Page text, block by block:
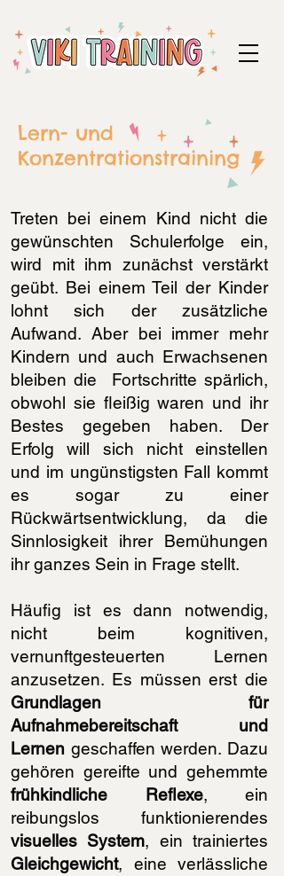
Lern- und
Konzentrationstraining
Treten bei einem Kind nicht die
gewünschten Schulerfolge ein,
wird mit ihm zunächst verstärkt
geübt. Bei einem Teil der Kinder
lohnt sich der zusätzliche
Aufwand. Aber bei immer mehr
Kindern und auch Erwachsenen
bleiben die Fortschritte spärlich,
obwohl sie fleißig waren und ihr
Bestes gegeben haben. Der
Erfolg will sich nicht einstellen
und im ungünstigsten Fall kommt
es sogar zu einer
Rückwärtsentwicklung, da die
Sinnlosigkeit ihrer Bemühungen
ihr ganzes Sein in Frage stellt.
Häufig ist es dann notwendig,
nicht beim kognitiven,
vernunftgesteuerten Lernen
anzusetzen. Es müssen erst die
Grundlagen für
Aufnahmebereitschaft und
Lernen geschaffen werden. Dazu
gehören gereifte und gehemmte
frühkindliche Reflexe, ein
reibungslos funktionierendes
visuelles System, ein trainiertes
Gleichgewicht, eine verlässliche